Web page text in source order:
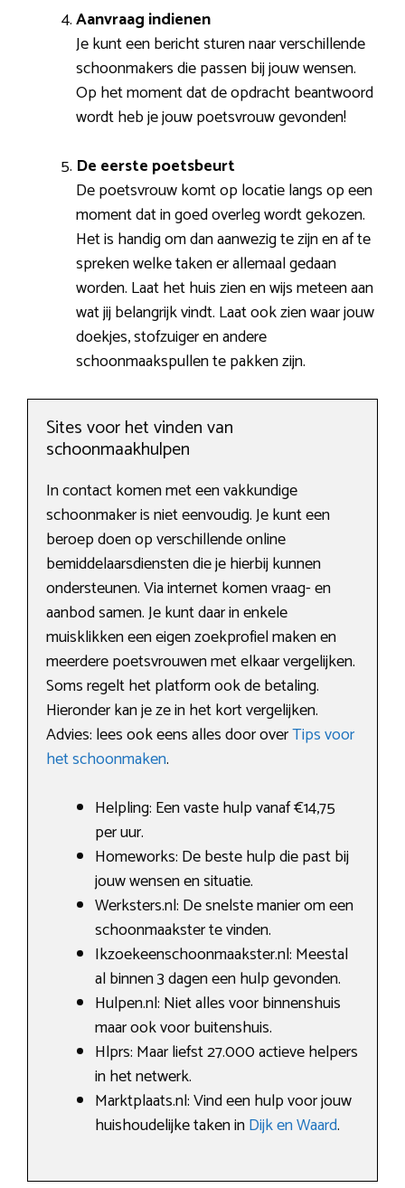
Aanvraag indienen
Je kunt een bericht sturen naar verschillende
schoonmakers die passen bij jouw wensen.
Op het moment dat de opdracht beantwoord
wordt heb je jouw poetsvrouw gevonden!
De eerste poetsbeurt
De poetsvrouw komt op locatie langs op een
moment dat in goed overleg wordt gekozen.
Het is handig om dan aanwezig te zijn en af te
spreken welke taken er allemaal gedaan
worden. Laat het huis zien en wijs meteen aan
wat jij belangrijk vindt. Laat ook zien waar jouw
doekjes, stofzuiger en andere
schoonmaakspullen te pakken zijn.
Sites voor het vinden van
schoonmaakhulpen
In contact komen met een vakkundige
schoonmaker is niet eenvoudig. Je kunt een
beroep doen op verschillende online
bemiddelaarsdiensten die je hierbij kunnen
ondersteunen. Via internet komen vraag- en
aanbod samen. Je kunt daar in enkele
muisklikken een eigen zoekprofiel maken en
meerdere poetsvrouwen met elkaar vergelijken.
Soms regelt het platform ook de betaling.
Hieronder kan je ze in het kort vergelijken.
Advies: lees ook eens alles door overTips voor
het schoonmaken.
Helpling: Een vaste hulp vanaf €14,75
per uur.
Homeworks: De beste hulp die past bij
jouw wensen en situatie.
Werksters.nl: De snelste manier om een
schoonmaakster te vinden.
Ikzoekeenschoonmaakster.nl: Meestal
al binnen 3 dagen een hulp gevonden.
Hulpen.nl: Niet alles voor binnenshuis
maar ook voor buitenshuis.
Hlprs: Maar liefst 27.000 actieve helpers
in het netwerk.
Marktplaats.nl: Vind een hulp voor jouw
huishoudelijke taken inDijk en Waard.